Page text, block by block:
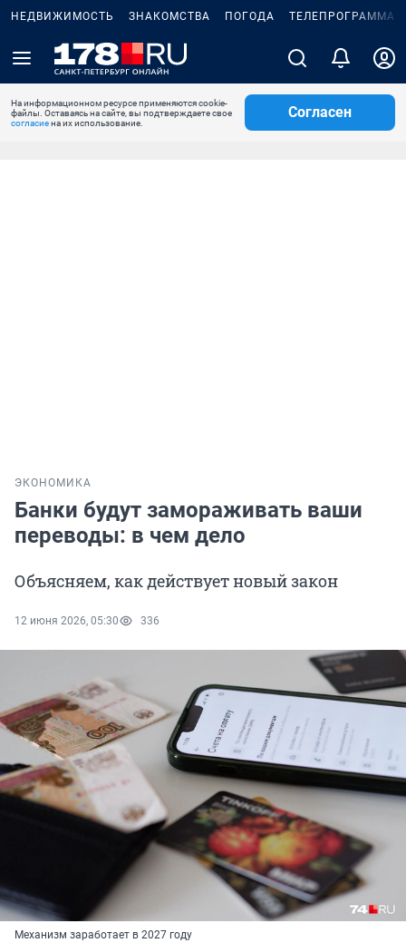
НЕДВИЖИМОСТЬ ЗНАКОМСТВА ПОГОДА ТЕЛЕПРОГРАММА
На информационном ресурсе применяются cookie-
файлы. Оставаясь на сайте, вы подтверждаете свое
согласиена их использование.
Согласен
ЭКОНОМИКА
Банки будут замораживать ваши
переводы: в чем дело
Объясняем, как действует новый закон
12 июня 2026, 05:30 336
Механизм заработает в 2027 году